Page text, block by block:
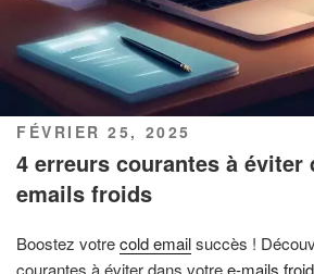
PUBLIÉ
LE
FÉVRIER 25, 2025
4 erreurs courantes à éviter
emails froids
Boostez votrecold emailsuccès !